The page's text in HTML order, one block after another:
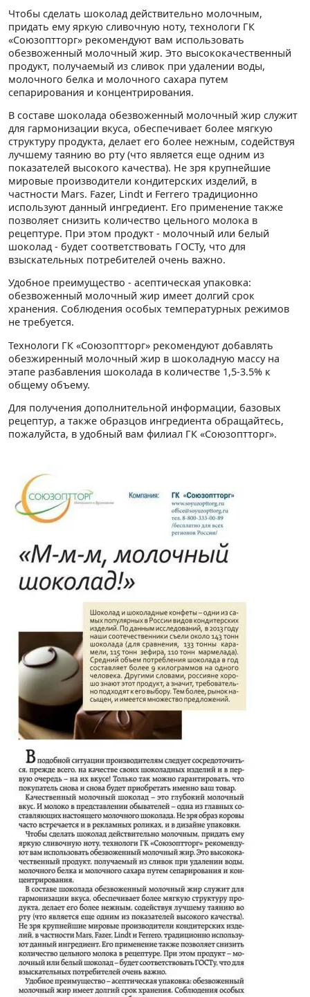
Чтобы сделать шоколад действительно молочным,
придать ему яркую сливочную ноту, технологи ГК
«Союзоптторг» рекомендуют вам использовать
обезвоженный молочный жир. Это высококачественный
продукт, получаемый из сливок при удалении воды,
молочного белка и молочного сахара путем
сепарирования и концентрирования.
В составе шоколада обезвоженный молочный жир служит
для гармонизации вкуса, обеспечивает более мягкую
структуру продукта, делает его более нежным, содействуя
лучшему таянию во рту (что является еще одним из
показателей высокого качества). Не зря крупнейшие
мировые производители кондитерских изделий, в
частности Mars. Fazer, Lindt и Ferrero традиционно
используют данный ингредиент. Его применение также
позволяет снизить количество цельного молока в
рецептуре. При этом продукт - молочный или белый
шоколад - будет соответствовать ГОСТу, что для
взыскательных потребителей очень важно.
Удобное преимущество - асептическая упаковка:
обезвоженный молочный жир имеет долгий срок
хранения. Соблюдения особых температурных режимов
не требуется.
Технологи ГК «Союзоптторг» рекомендуют добавлять
обезжи­ренный молочный жир в шоколадную массу на
этапе разбавления шоколада в количестве 1,5-3.5% к
общему объему.
Для получения дополнительной информации, базовых
рецептур, а также образцов ингредиента обращайтесь,
пожалуйста, в удобный вам филиал ГК «Союзоптторг».